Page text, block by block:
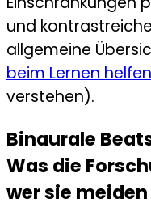
und
allgemeine
beim Lernen
verstehen).
Binaurale
Was die
wer sie